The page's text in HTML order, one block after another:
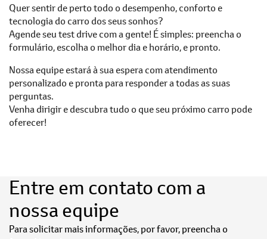
Quer sentir de perto todo o desempenho, conforto e
tecnologia do carro dos seus sonhos?
Agende seu test drive com a gente! É simples: preencha o
formulário, escolha o melhor dia e horário, e pronto.
Nossa equipe estará à sua espera com atendimento
personalizado e pronta para responder a todas as suas
perguntas.
Venha dirigir e descubra tudo o que seu próximo carro pode
oferecer!
Entre em contato com a
nossa equipe
Para solicitar mais informações, por favor, preencha o